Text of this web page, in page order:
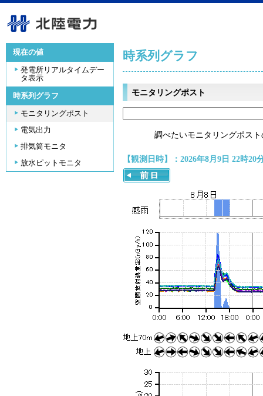
現在の値
発電所リアルタイムデー
タ表示
時系列グラフ
モニタリングポスト
電気出力
排気筒モニタ
放水ピットモニタ
時系列グラフ
モニタリングポスト
調べたいモニタリングポス
【観測日時】：2026年8月9日 22時20